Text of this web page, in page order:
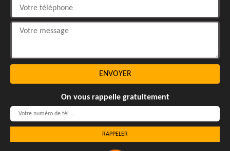
On vous rappelle gratuitement